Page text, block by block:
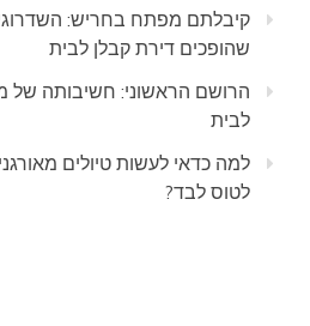
קיבלתם מפתח בחריש:
שהופכים דירת קבלן לבית
הרושם הראשוני: חשיבותה של
לבית
למה כדאי לעשות טיולים
לטוס לבד?